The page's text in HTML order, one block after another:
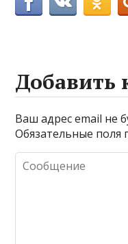
Добавить
Ваш адрес email не
Обязательные